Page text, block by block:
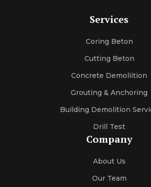
Services
Coring Beton
Cutting Beton
Concrete Demoliition
Grouting & Anchoring
Building Demolition
Drill Test
Company
About Us
Our Team